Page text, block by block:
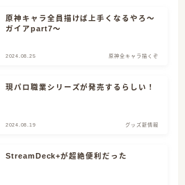
目次
CATEGORY
原神キャラ全員描けば上手くなるやろ～
ガイアpart7～
2024.08.25 原神全キャラ描くぞ
現パロ職業シリーズが発売するらしい！
2024.08.19 グッズ新情報
StreamDeck+が超絶便利だった